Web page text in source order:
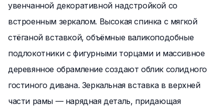
увенчанной декоративной надстройкой со
встроенным зеркалом. Высокая спинка с мягкой
стёганой вставкой, объёмные валикоподобные
подлокотники с фигурными торцами и массивное
деревянное обрамление создают облик солидного
гостиного дивана. Зеркальная вставка в верхней
части рамы — нарядная деталь, придающая